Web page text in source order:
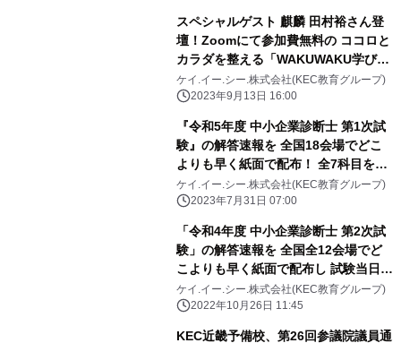
スペシャルゲスト 麒麟 田村裕さん登
壇！Zoomにて参加費無料の ココロと
カラダを整える「WAKUWAKU学び
FESTA」を9/16開催
ケイ.イー.シー.株式会社(KEC教育グループ)
2023年9月13日 16:00
『令和5年度 中小企業診断士 第1次試
験』の解答速報を 全国18会場でどこ
よりも早く紙面で配布！ 全7科目を試
験当日にKECホームページにアップ！
ケイ.イー.シー.株式会社(KEC教育グループ)
2023年7月31日 07:00
「令和4年度 中小企業診断士 第2次試
験」の解答速報を 全国全12会場でど
こよりも早く紙面で配布し 試験当日に
ホームページへアップ！
ケイ.イー.シー.株式会社(KEC教育グループ)
2022年10月26日 11:45
KEC近畿予備校、第26回参議院議員通